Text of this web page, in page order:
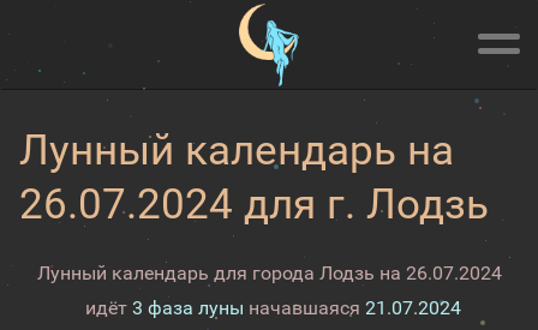
Лунный календарь на
26.07.2024 для г. Лодзь
Лунный календарь для города Лодзь на 26.07.2024
идёт 3 фаза луны начавшаяся 21.07.2024